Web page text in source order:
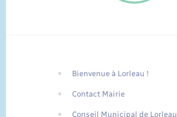
FR
Bienvenue à Lorleau !
Contact Mairie
Conseil Municipal de Lorleau